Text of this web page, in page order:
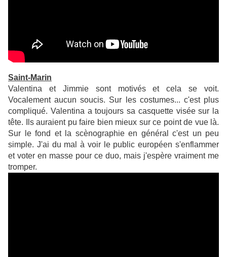
Saint-Marin
Valentina et Jimmie sont motivés et cela se voit.
Vocalement aucun soucis. Sur les costumes... c'est plus
compliqué. Valentina a toujours sa casquette visée sur la
tête. Ils auraient pu faire bien mieux sur ce point de vue là.
Sur le fond et la scènographie en général c'est un peu
simple. J'ai du mal à voir le public européen s'enflammer
et voter en masse pour ce duo, mais j'espère vraiment me
tromper.